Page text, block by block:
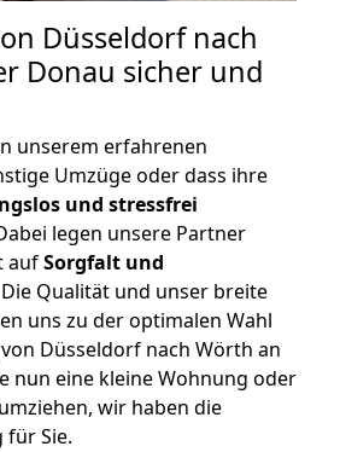
Düsseldorf nach
Donau sicher und
unserem erfahrenen
Umzüge oder dass ihre
und stressfrei
legen unsere Partner
aufSorgfalt und
Die Qualität und unser breite
uns zu der optimalen Wahl
Düsseldorf nach Wörth an
nun eine kleine Wohnung oder
wir haben die
für Sie.